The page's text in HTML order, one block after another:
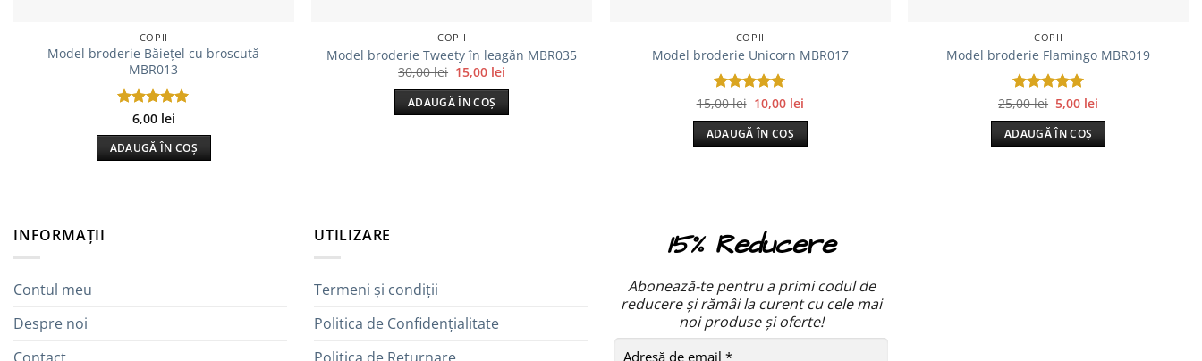
COPII
Model broderie Băiețel cu broscută
MBR013
Evaluat la
6,00 lei
ADAUGĂ ÎN COȘ
COPII
Model broderie Tweety în leagăn MBR035
30,00lei Prețul
a
fost:
15,00 lei
15,00 lei.
ADAUGĂ ÎN COȘ
COPII
Model broderie Unicorn MBR017
Evaluat la
15,00lei Prețul
a
fost:
10,00 leiPrețul
10,00 lei.
ADAUGĂ ÎN COȘ
COPII
Model broderie Flamingo MBR019
Evaluat la
25,00lei Prețul
a
fost:
5,00 lei
5,00 lei.
ADAUGĂ ÎN COȘ
INFORMAȚII
Contul meu
Despre noi
Contact
UTILIZARE
Termeni și condiții
Politica de Confidențialitate
Politica de Returnare
15% Reducere
Abonează-te pentru a primi codul de
reducere și rămâi la curent cu cele mai
noi produse și oferte!